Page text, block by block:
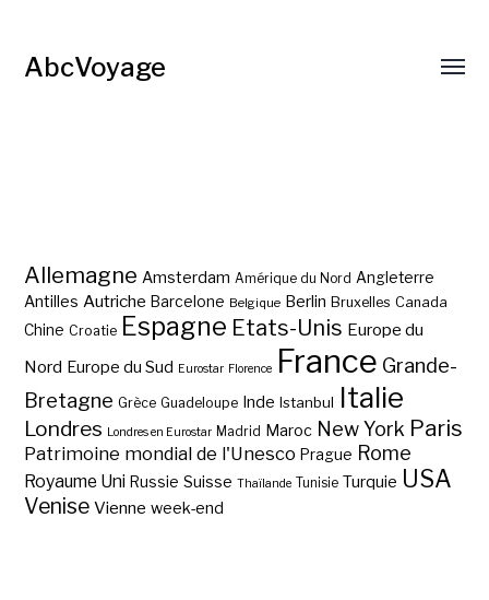
AbcVoyage
Allemagne Amsterdam Amérique du Nord Angleterre
Antilles Autriche Barcelone Belgique Berlin Bruxelles Canada
Chine Croatie Espagne Etats-Unis Europe du
Nord Europe du Sud Eurostar Florence France Grande-
Bretagne Grèce Guadeloupe Inde Istanbul Italie
Londres Londres en Eurostar Madrid Maroc New York Paris
Patrimoine mondial de l'Unesco Prague Rome
Royaume Uni Russie Suisse Thaïlande Tunisie Turquie USA
Venise Vienne week-end